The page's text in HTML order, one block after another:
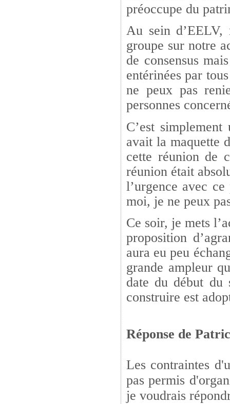
préoccupe du
Au sein d’EELV,
groupe sur notre
de consensus
entérinées par
ne peux pas
personnes
C’est
avait la maquette
cette réunion de
réunion était
l’urgence avec
moi, je ne peux
Ce soir, je mets
proposition
aura eu peu
grande ampleur
date du début du
construire est
Réponse de
Les contraintes
pas permis
je voudrais